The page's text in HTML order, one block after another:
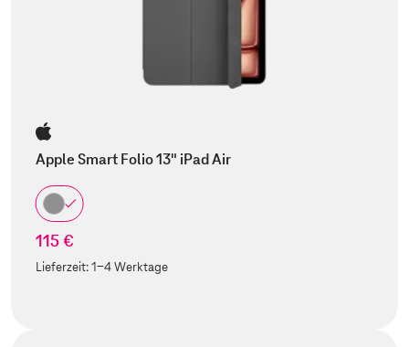
Apple Smart Folio 13" iPad Air
115 €
Lieferzeit:1-4 Werktage